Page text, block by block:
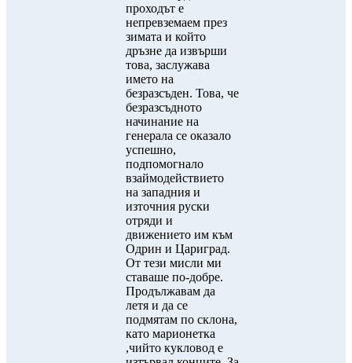
проходът е
непревземаем през
зимата и който
дръзне да извърши
това, заслужава
името на
безразсъден. Това, че
безразсъдното
начинание на
генерала се оказало
успешно,
подпомогнало
взаймодействието
на западния и
източния руски
отряди и
движението им към
Одрин и Цариград.
От тези мисли ми
ставаше по-добре.
Продължавам да
летя и да се
подмятам по склона,
като марионетка
,чийто кукловод е